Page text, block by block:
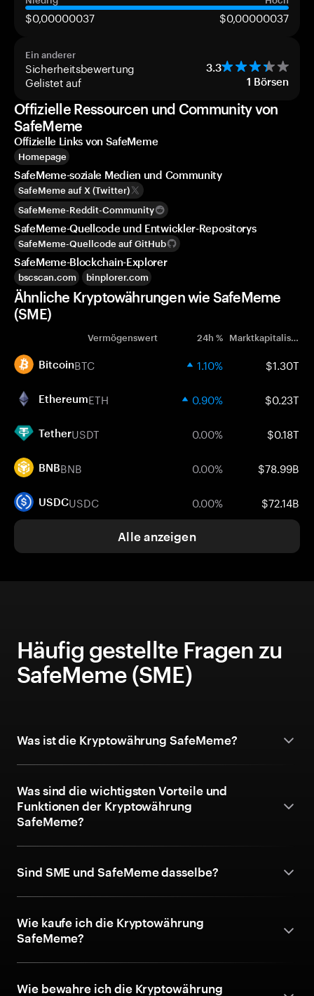
$0,00000037 $0,00000037
Ein anderer
Sicherheitsbewertung 3.3
Gelistet auf 1 Börsen
Offizielle Ressourcen und Community von
SafeMeme
Offizielle Links von SafeMeme
Homepage
SafeMeme-soziale Medien und Community
SafeMeme auf X (Twitter)
SafeMeme-Reddit-Community
SafeMeme-Quellcode und Entwickler-Repositorys
SafeMeme-Quellcode auf GitHub
SafeMeme-Blockchain-Explorer
bscscan.com binplorer.com
Ähnliche Kryptowährungen wie SafeMeme
(SME)
Vermögenswert 24h % Marktkapitalisierung
BitcoinBTC 1.10% $1.30T
EthereumETH 0.90% $0.23T
TetherUSDT 0.00% $0.18T
BNBBNB 0.00% $78.99B
USDCUSDC 0.00% $72.14B
Alle anzeigen
Häufig gestellte Fragen zu
SafeMeme (SME)
Was ist die Kryptowährung SafeMeme?
Was sind die wichtigsten Vorteile und
Funktionen der Kryptowährung
SafeMeme?
Sind SME und SafeMeme dasselbe?
Wie kaufe ich die Kryptowährung
SafeMeme?
Wie bewahre ich die Kryptowährung